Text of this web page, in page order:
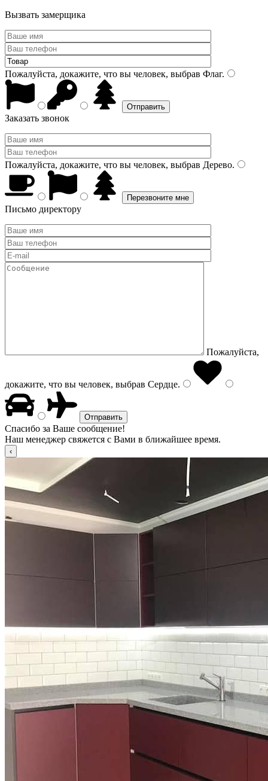
Вызвать замерщика
Пожалуйста, докажите, что вы человек, выбрав Флаг.
Заказать звонок
Пожалуйста, докажите, что вы человек, выбрав Дерево.
Письмо директору
Пожалуйста,
докажите, что вы человек, выбрав Сердце.
Спасибо за Ваше сообщение!
Наш менеджер свяжется с Вами в ближайшее время.